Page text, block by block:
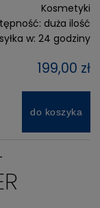
Kosmetyki
duża ilość
w: 24 godziny
199,00 zł
do koszyka